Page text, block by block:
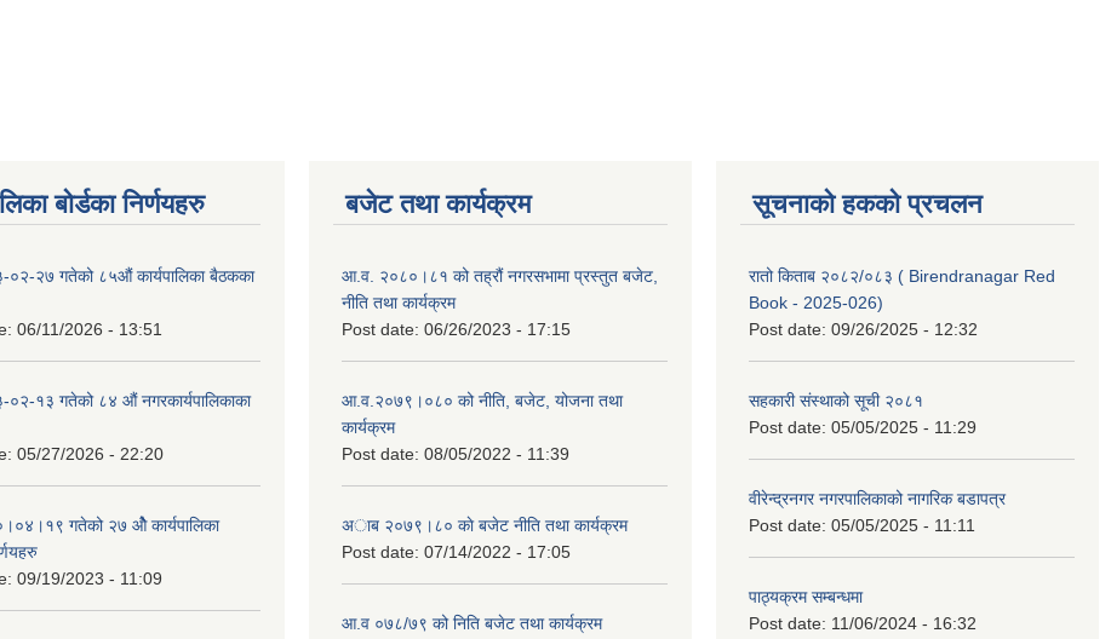
बोर्डका निर्णयहरु
०२-२७ गतेको ८५औं कार्यपालिका बैठकका
06/11/2026 - 13:51
०२-१३ गतेको ८४ औं नगरकार्यपालिकाका
05/27/2026 - 22:20
गतेको २७ ‌‍‌ओेै कार्यपालिका
09/19/2023 - 11:09
बजेट तथा कार्यक्रम
आ.व. २०८०।८१ को तह्रौं नगरसभामा प्रस्तुत बजेट,
नीति तथा कार्यक्रम
Post date: 06/26/2023 - 17:15
आ.व.२०७९।०८० को नीति, बजेट, योजना तथा
कार्यक्रम
Post date: 08/05/2022 - 11:39
अाब २०७९।८० काे बजेट नीति तथा कार्यक्रम
Post date: 07/14/2022 - 17:05
आ.व ०७८/७९ को निति बजेट तथा कार्यक्रम
सूचनाको हकको प्रचलन
रातो किताब २०८२/०८३ ( Birendranagar Red
Book - 2025-026)
Post date: 09/26/2025 - 12:32
सहकारी संस्थाको सूची २०८१
Post date: 05/05/2025 - 11:29
वीरेन्द्रनगर नगरपालिकाको नागरिक बडापत्र
Post date: 05/05/2025 - 11:11
पाठ्यक्रम सम्बन्धमा
Post date: 11/06/2024 - 16:32